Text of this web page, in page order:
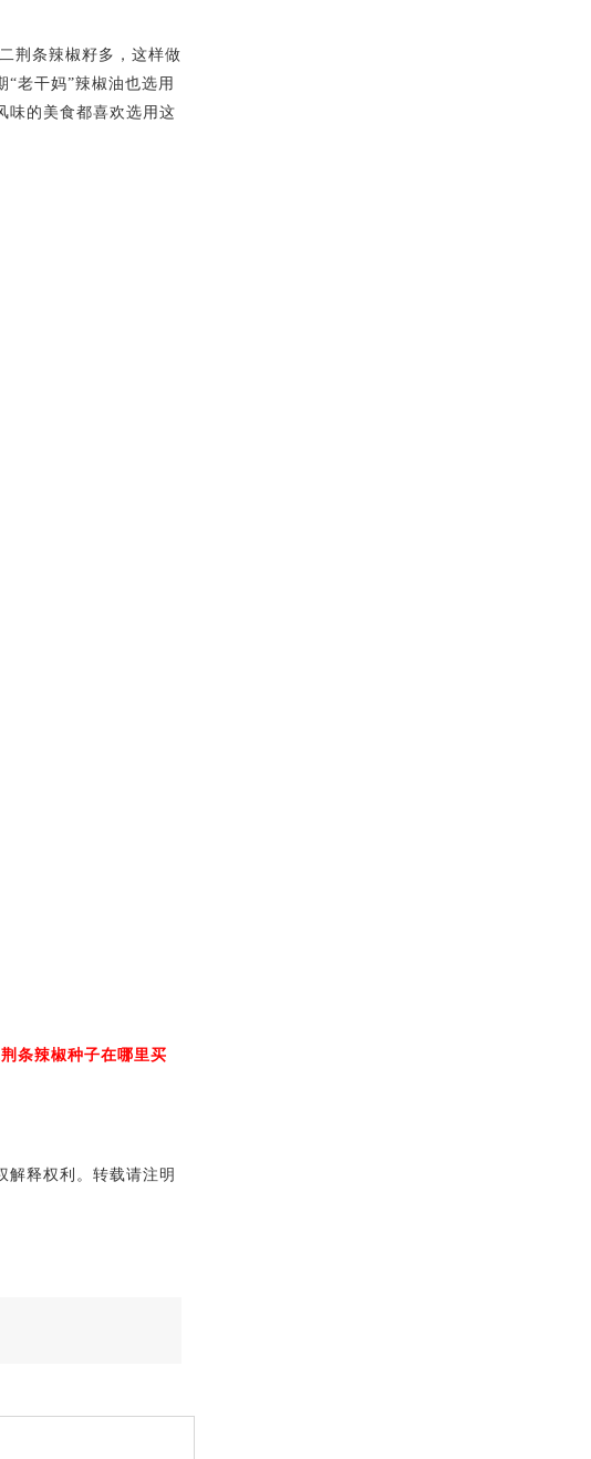
荆条辣椒籽多，这样做
老干妈”辣椒油也选用
味的美食都喜欢选用这
条辣椒种子在哪里买
释权利。转载请注明